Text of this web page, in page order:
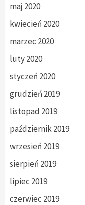
maj 2020
kwiecień 2020
marzec 2020
luty 2020
styczeń 2020
grudzień 2019
listopad 2019
październik 2019
wrzesień 2019
sierpień 2019
lipiec 2019
czerwiec 2019